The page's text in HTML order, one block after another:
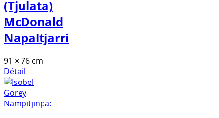
(Tjulata)
McDonald
Napaltjarri
91 × 76 cm
Détail